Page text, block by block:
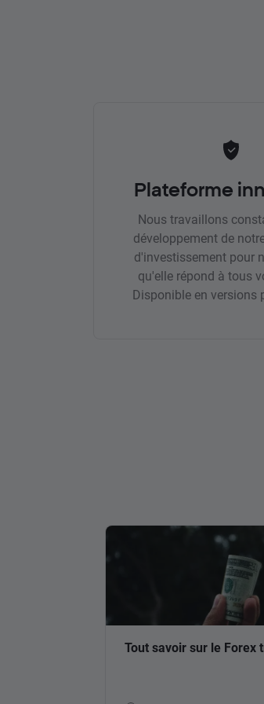
Plateforme
Nous travaillons
développement de
d'investissement pour
qu'elle répond à tous
Disponible en versions
Tout savoir sur le Forex